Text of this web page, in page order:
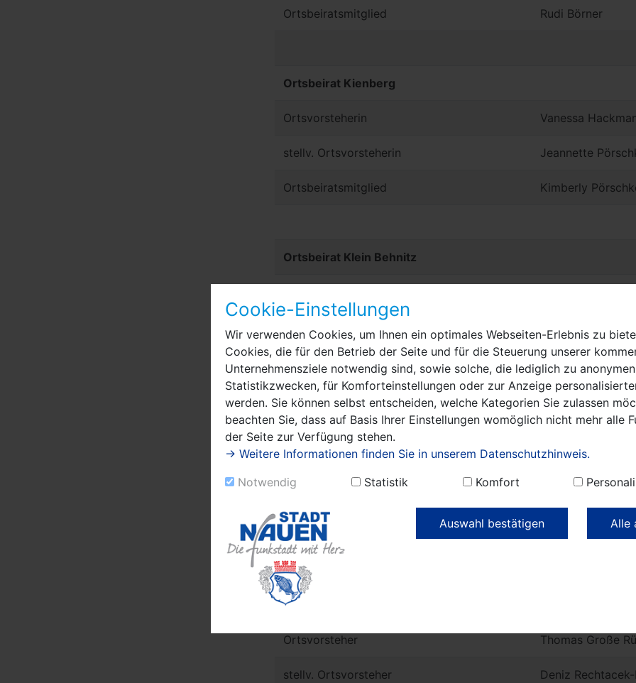
Cookie-Einstellungen
Wir verwenden Cookies, um Ihnen ein optimales Webseiten-Erlebnis zu
Cookies, die für den Betrieb der Seite und für die Steuerung unserer
Unternehmensziele notwendig sind, sowie solche, die lediglich zu anonymen
Statistikzwecken, für Komforteinstellungen oder zur Anzeige
werden. Sie können selbst entscheiden, welche Kategorien Sie zulassen
beachten Sie, dass auf Basis Ihrer Einstellungen womöglich nicht mehr alle
der Seite zur Verfügung stehen.
→ Weitere Informationen finden Sie in unserem Datenschutzhinweis.
Notwendig
Statistik Komfort
Auswahl bestätigen Alle
Ortsbeiratsmitglied Rudi Börner
Ortsbeirat Kienberg
Ortsvorsteherin Vanessa
stellv. Ortsvorsteherin Jeannette
Ortsbeiratsmitglied Kimberly
Ortsbeirat Klein Behnitz
stellv. Ortsvorsteher Sara Cleinow
Ortsbeiratsmitglied Stefanie Stöcker
Ortsbeirat Lietzow
Ortsbeiratsmitglied Stefan Wensche
Ortsbeirat Markee
Ortsvorsteher Thomas Große
stellv. Ortsvorsteher Deniz